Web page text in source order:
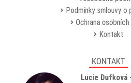
Podmínky smlouvy o
Ochrana osobních
Kontakt
KONTAKT
Lucie Dufková